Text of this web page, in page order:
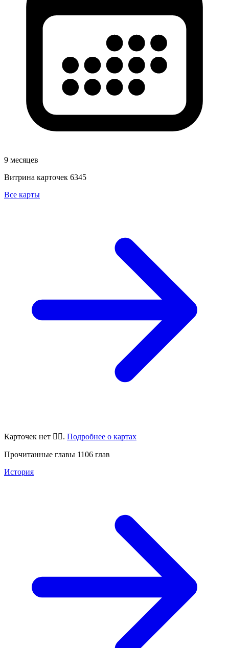
9 месяцев
Витрина карточек 6345
Все карты
Карточек нет 🤷‍♂️. Подробнее о картах
Прочитанные главы 1106 глав
История